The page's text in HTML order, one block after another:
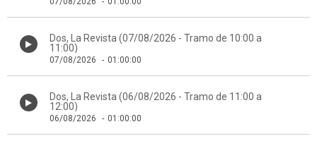
Dos, La Revista (07/08/2026 - Tramo de 10:00 a
11:00)
07/08/2026 - 01:00:00
Dos, La Revista (06/08/2026 - Tramo de 11:00 a
12:00)
06/08/2026 - 01:00:00